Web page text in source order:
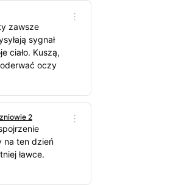
zawsze
sygnał
ciało. Kuszą,
oczy
2
na ten dzień
ławce.